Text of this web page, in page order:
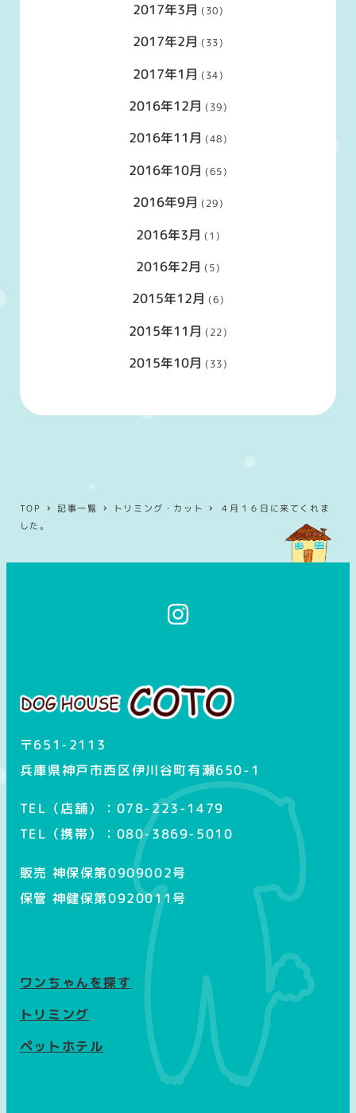
2017年3月 (30)
2017年2月 (33)
2017年1月 (34)
2016年12月 (39)
2016年11月 (48)
2016年10月 (65)
2016年9月 (29)
2016年3月 (1)
2016年2月 (5)
2015年12月 (6)
2015年11月 (22)
2015年10月 (33)
TOP 記事一覧 トリミング・カット
４月１６日に来てくれま
した。
ム
〒651-2113
兵庫県神戸市西区伊川谷町有瀬650-1
TEL（店舗）：078-223-1479
TEL（携帯）：080-3869-5010
販売 神保保第0909002号
保管 神健保第0920011号
ワンちゃんを探す
トリミング
ペットホテル